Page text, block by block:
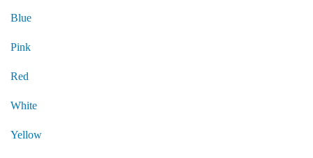
Blue
Pink
Red
White
Yellow